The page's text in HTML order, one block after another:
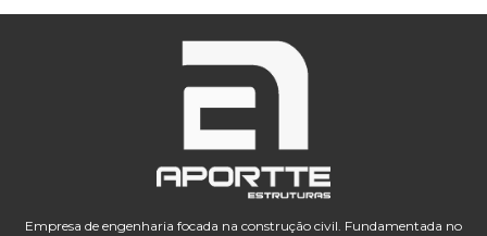
Empresa de engenharia focada na construção civil. Fundamentada no